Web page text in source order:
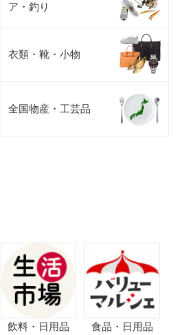
ア・釣り
衣類・靴・小物
全国物産・工芸品
飲料・日用品 食品・日用品